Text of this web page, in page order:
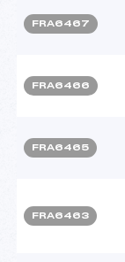
FRA6467
FRA6466
FRA6465
FRA6463